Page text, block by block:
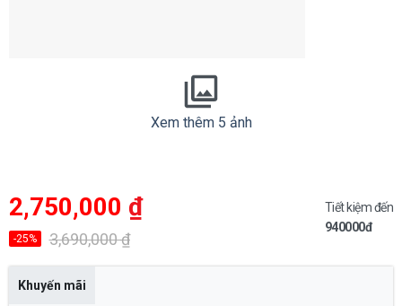
Xem thêm 5 ảnh
3,690,000₫
Giá
gốc
3,690,000 ₫.
2,750,000 ₫
Giá
hiện
tại
là:
2,750,000 ₫.
Tiết kiệm đến
940000đ
-25%
Khuyến mãi